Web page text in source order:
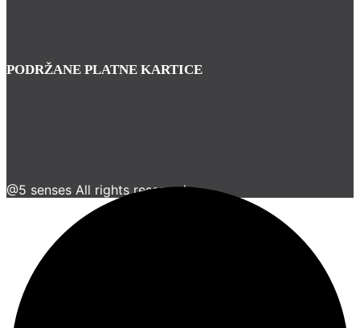
PODRŽANE PLATNE KARTICE
@5 senses All rights reserved